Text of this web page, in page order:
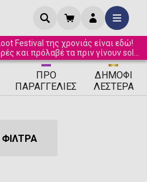
Festival της χρονιάς είναι εδώ!
και πρόλαβέ τα πριν γίνουν sold
out! ☀️
ΠΡΟ
ΠΑΡΑΓΓΕΛΊΕΣ
ΔΗΜΟΦΙ
ΛΈΣΤΕΡΑ
ΦΊΛΤΡΑ